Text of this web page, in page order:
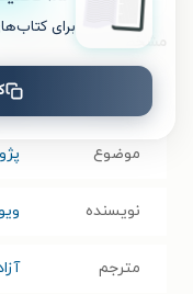
مشخصات کتاب
موضوع
نویسنده
مترجم
برای